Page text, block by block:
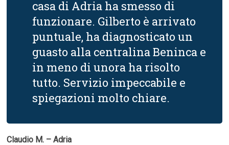
casa di Adria ha smesso di
funzionare. Gilberto è arrivato
puntuale, ha diagnosticato un
guasto alla centralina Beninca e
in meno di unora ha risolto
tutto. Servizio impeccabile e
spiegazioni molto chiare.
Claudio M. – Adria